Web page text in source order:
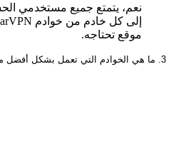
نعم، يتمتع جميع مستخدمي
موقع تحتاجه.
3. ما هي الخوادم التي تعمل بشكل أفضل مع Netflix وخدمات البث؟